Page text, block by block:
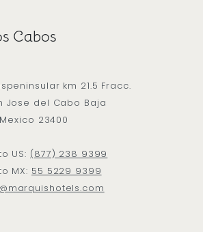
Cabos
km 21.5 Fracc.
Jose del Cabo Baja
23400
US: (877) 238 9399
MX: 55 5229 9399